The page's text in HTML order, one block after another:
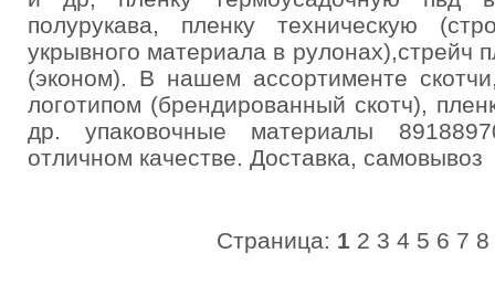
полурукава, пленку техническую
укрывного материала в рулонах),стрейч
(эконом). В нашем ассортименте
логотипом (брендированный скотч),
др. упаковочные материалы
отличном качестве. Доставка, самовывоз
Страница: 1 2 3 4 5 6 7 8